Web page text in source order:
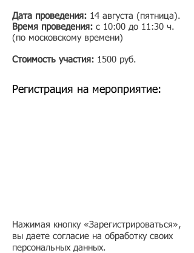
Дата проведения: 14 августа (пятница).
Время проведения: с 10:00 до 11:30 ч.
(по московскому времени)
Стоимость участия: 1500 руб.​
Регистрация на мероприятие:
Нажимая кнопку «Зарегистрироваться»,
вы даете согласие на обработку своих
персональных данных.